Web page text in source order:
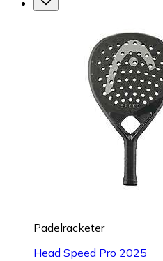
Padelracketer
Head Speed Pro 2025